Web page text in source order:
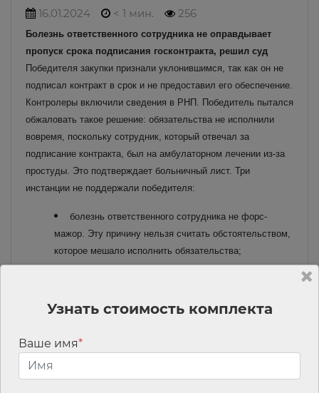
16.01.2024 < 1 мин. 256
Болезнь ответственного сотрудника не оправдывает
пропуск срока подписания госконтракта, решил суд
Победителя закупки признали уклонившимся, так как он не
подписал контракт в срок и не предоставил его обеспечение.
Контролеры включили сведения в РНП. Победитель пытался
обжаловать такое решение: обязательства не исполнили
вовремя, поскольку сотрудник, который отвечал за
подписание контракта, был на амбулаторном лечении из-за
простуды. Это подтверждает больничный лист. Три
инстанции не поддержали победителя:
болезнь ответственного сотрудника не форс-
мажор. Эту причину нельзя считать обстоятельством,
которое мешало исполнить обязательства;
победитель не принял достаточных мер
возможность подписания контракта иным лицом или с
больничный сотрудника пришелся не на весь
период подписания контракта. У победителя было
Узнать стоимость комплекта
Ваше имя*